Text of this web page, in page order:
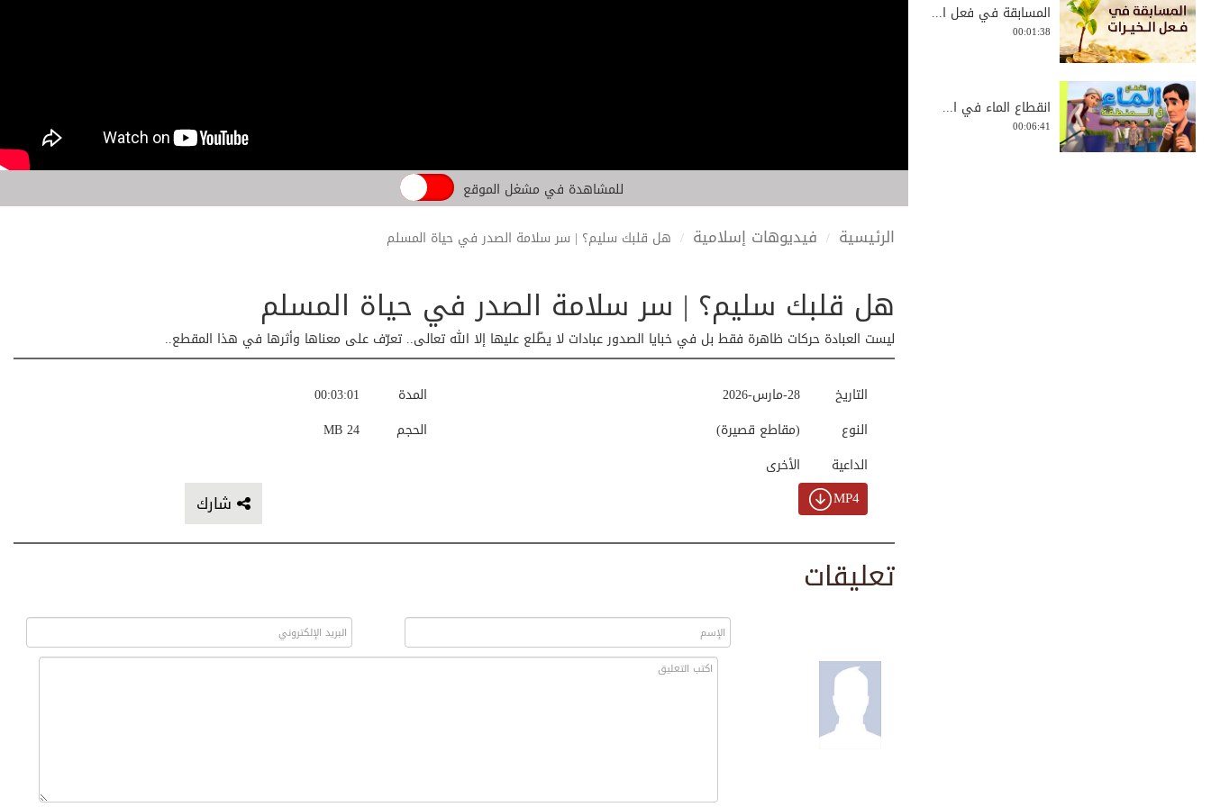
للمشاهدة في مشغل الموقع
الرئيسية فيديوهات إسلامية هل قلبك سليم؟ | سر سلامة الصدر في حياة المسلم
هل قلبك سليم؟ | سر سلامة الصدر في حياة المسلم
ليست العبادة حركات ظاهرة فقط بل في خبايا الصدور عبادات لا يطّلع عليها إلا الله تعالى.. تعرّف على معناها وأثرها في هذا المقطع..
00:03:01
المدة
24 MB
الحجم
28-مارس-2026
التاريخ
(مقاطع قصيرة)
النوع
الأخرى
الداعية
شارك MP4
تعليقات
المسابقة في فعل ا...
00:01:38
انقطاع الماء في ا...
00:06:41